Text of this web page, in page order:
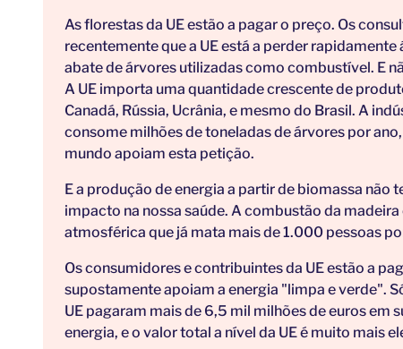
As florestas da UE estão a pagar o preço. Os
recentemente que a UE está a perder
abate de árvores utilizadas como combustível. E
A UE importa uma quantidade crescente de
Canadá, Rússia, Ucrânia, e mesmo do Brasil. A
consome milhões de toneladas de árvores por
mundo apoiam esta petição.
E a produção de energia a partir de biomassa
impacto na nossa saúde. A combustão da
atmosférica que já mata mais de 1.000 pessoas
Os consumidores e contribuintes da UE estão a
supostamente apoiam a energia "limpa e verde".
UE pagaram mais de 6,5 mil milhões de euros em
energia, e o valor total a nível da UE é muito mais